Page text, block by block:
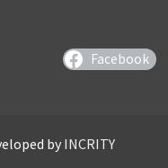
Facebook
by INCRITY